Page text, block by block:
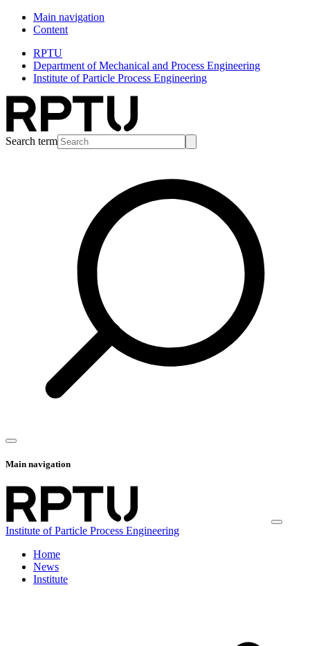
Main navigation
Content
RPTU
Department of Mechanical and Process Engineering
Institute of Particle Process Engineering
Search term
Main navigation
Institute of Particle Process Engineering
Home
News
Institute